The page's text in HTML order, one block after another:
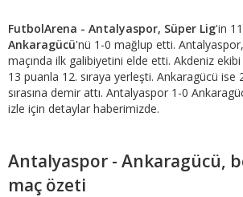
FutbolArena - Antalyaspor, Süper Lig'in
Ankaragücü'nü 1-0 mağlup etti.
maçında ilk galibiyetini elde etti. Akdeniz ekibi
13 puanla 12. sıraya yerleşti. Ankaragücü ise
sırasına demir attı. Antalyaspor 1-0
izle için detaylar haberimizde.
Antalyaspor - Ankaragücü,
maç özeti